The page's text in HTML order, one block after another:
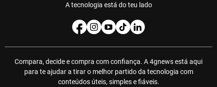
A tecnologia está do teu lado
Compara, decide e compra com confiança. A 4gnews está aqui
para te ajudar a tirar o melhor partido da tecnologia com
conteúdos úteis, simples e fiáveis.